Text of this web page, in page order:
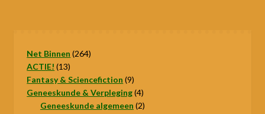
Net Binnen 264264
ACTIE! 1313
producten
Fantasy & Sciencefiction 99
producten
Geneeskunde & Verpleging 44
producten
Geneeskunde algemeen 22